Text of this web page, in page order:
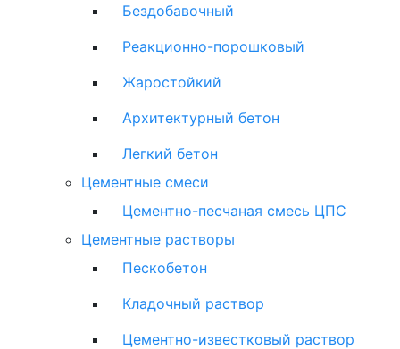
Бездобавочный
Реакционно-порошковый
Жаростойкий
Архитектурный бетон
Легкий бетон
Цементные смеси
Цементно-песчаная смесь ЦПС
Цементные растворы
Пескобетон
Кладочный раствор
Цементно-известковый раствор